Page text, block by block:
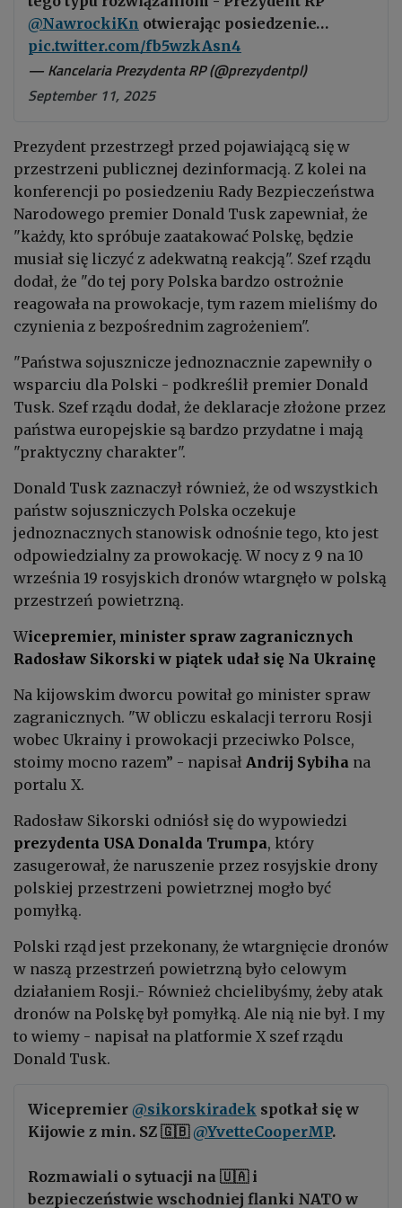
@NawrockiKn otwierając posiedzenie…
pic.twitter.com/fb5wzkAsn4
— Kancelaria Prezydenta RP (@prezydentpl)
September 11, 2025
Prezydent przestrzegł przed pojawiającą się w
przestrzeni publicznej dezinformacją. Z kolei na
konferencji po posiedzeniu Rady Bezpieczeństwa
Narodowego premier Donald Tusk zapewniał, że
"każdy, kto spróbuje zaatakować Polskę, będzie
musiał się liczyć z adekwatną reakcją". Szef rządu
dodał, że "do tej pory Polska bardzo ostrożnie
reagowała na prowokacje, tym razem mieliśmy do
czynienia z bezpośrednim zagrożeniem".
"Państwa sojusznicze jednoznacznie zapewniły o
wsparciu dla Polski - podkreślił premier Donald
Tusk. Szef rządu dodał, że deklaracje złożone przez
państwa europejskie są bardzo przydatne i mają
"praktyczny charakter".
Donald Tusk zaznaczył również, że od wszystkich
państw sojuszniczych Polska oczekuje
jednoznacznych stanowisk odnośnie tego, kto jest
odpowiedzialny za prowokację. W nocy z 9 na 10
września 19 rosyjskich dronów wtargnęło w polską
przestrzeń powietrzną.
Wicepremier, minister spraw zagranicznych
Radosław Sikorski w piątek udał się Na Ukrainę
Na kijowskim dworcu powitał go minister spraw
zagranicznych. "W obliczu eskalacji terroru Rosji
wobec Ukrainy i prowokacji przeciwko Polsce,
stoimy mocno razem” - napisał Andrij Sybiha na
portalu X.
Radosław Sikorski odniósł się do wypowiedzi
prezydenta USA Donalda Trumpa, który
zasugerował, że naruszenie przez rosyjskie drony
polskiej przestrzeni powietrznej mogło być
pomyłką.
Polski rząd jest przekonany, że wtargnięcie dronów
w naszą przestrzeń powietrzną było celowym
działaniem Rosji.- Również chcielibyśmy, żeby atak
dronów na Polskę był pomyłką. Ale nią nie był. I my
to wiemy - napisał na platformie X szef rządu
Donald Tusk.
Wicepremier @sikorskiradek spotkał się w
Kijowie z min. SZ 🇬🇧 @YvetteCooperMP.
Rozmawiali o sytuacji na 🇺🇦 i
bezpieczeństwie wschodniej flanki NATO w